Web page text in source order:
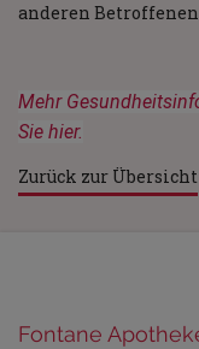
Zurück zur Übersicht
anderen Betroffenen
Mehr
Sie hier.
Fontane